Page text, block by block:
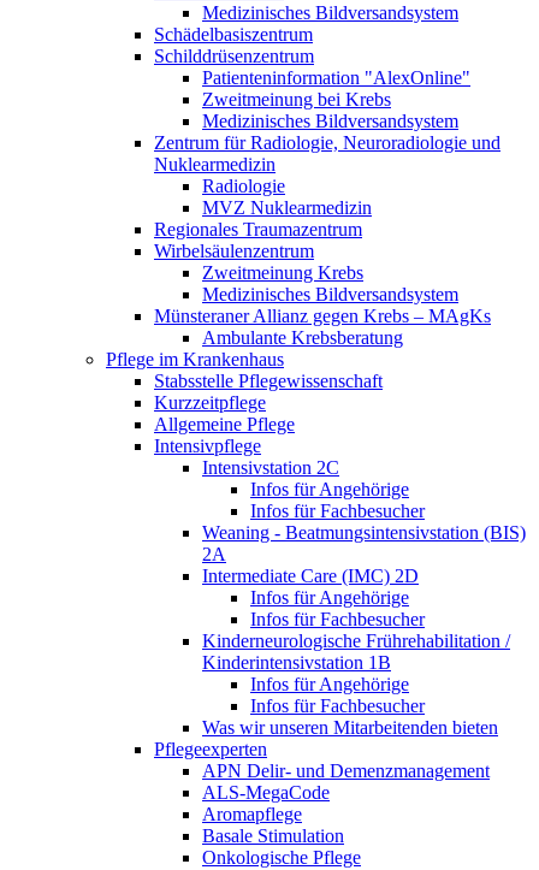
Medizinisches Bildversandsystem
Schädelbasiszentrum
Schilddrüsenzentrum
Patienteninformation "AlexOnline"
Zweitmeinung bei Krebs
Medizinisches Bildversandsystem
Zentrum für Radiologie, Neuroradiologie und
Nuklearmedizin
Radiologie
MVZ Nuklearmedizin
Regionales Traumazentrum
Wirbelsäulenzentrum
Zweitmeinung Krebs
Medizinisches Bildversandsystem
Münsteraner Allianz gegen Krebs – MAgKs
Ambulante Krebsberatung
Pflege im Krankenhaus
Stabsstelle Pflegewissenschaft
Kurzzeitpflege
Allgemeine Pflege
Intensivpflege
Intensivstation 2C
Infos für Angehörige
Infos für Fachbesucher
Weaning - Beatmungsintensivstation (BIS)
2A
Intermediate Care (IMC) 2D
Infos für Angehörige
Infos für Fachbesucher
Kinderneurologische Frührehabilitation /
Kinderintensivstation 1B
Infos für Angehörige
Infos für Fachbesucher
Was wir unseren Mitarbeitenden bieten
Pflegeexperten
APN Delir- und Demenzmanagement
ALS-MegaCode
Aromapflege
Basale Stimulation
Onkologische Pflege